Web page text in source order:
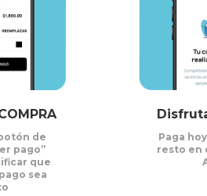
de
pago”
que
sea
Paga
resto en